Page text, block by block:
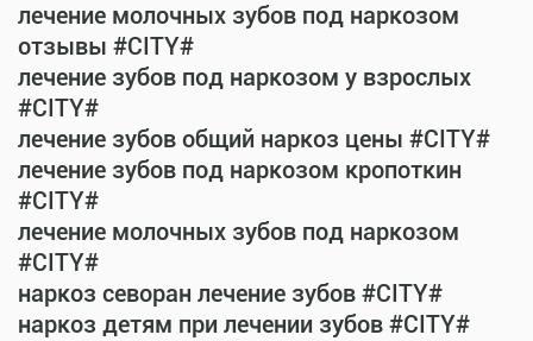
лечение молочных зубов под наркозом
отзывы #CITY#
лечение зубов под наркозом у взрослых
#CITY#
лечение зубов общий наркоз цены #CITY#
лечение зубов под наркозом кропоткин
#CITY#
лечение молочных зубов под наркозом
#CITY#
наркоз севоран лечение зубов #CITY#
наркоз детям при лечении зубов #CITY#